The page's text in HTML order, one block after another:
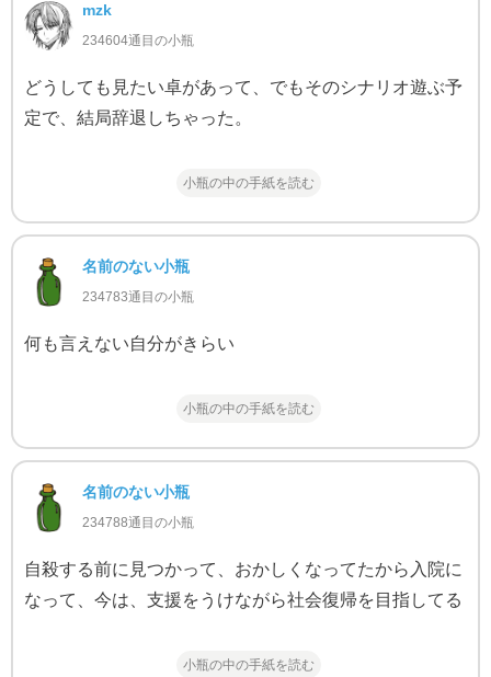
mzk
234604通目の小瓶
どうしても見たい卓があって、でもそのシナリオ遊ぶ予
定で、結局辞退しちゃった。
小瓶の中の手紙を読む
名前のない小瓶
234783通目の小瓶
何も言えない自分がきらい
小瓶の中の手紙を読む
名前のない小瓶
234788通目の小瓶
自殺する前に見つかって、おかしくなってたから入院に
なって、今は、支援をうけながら社会復帰を目指してる
小瓶の中の手紙を読む